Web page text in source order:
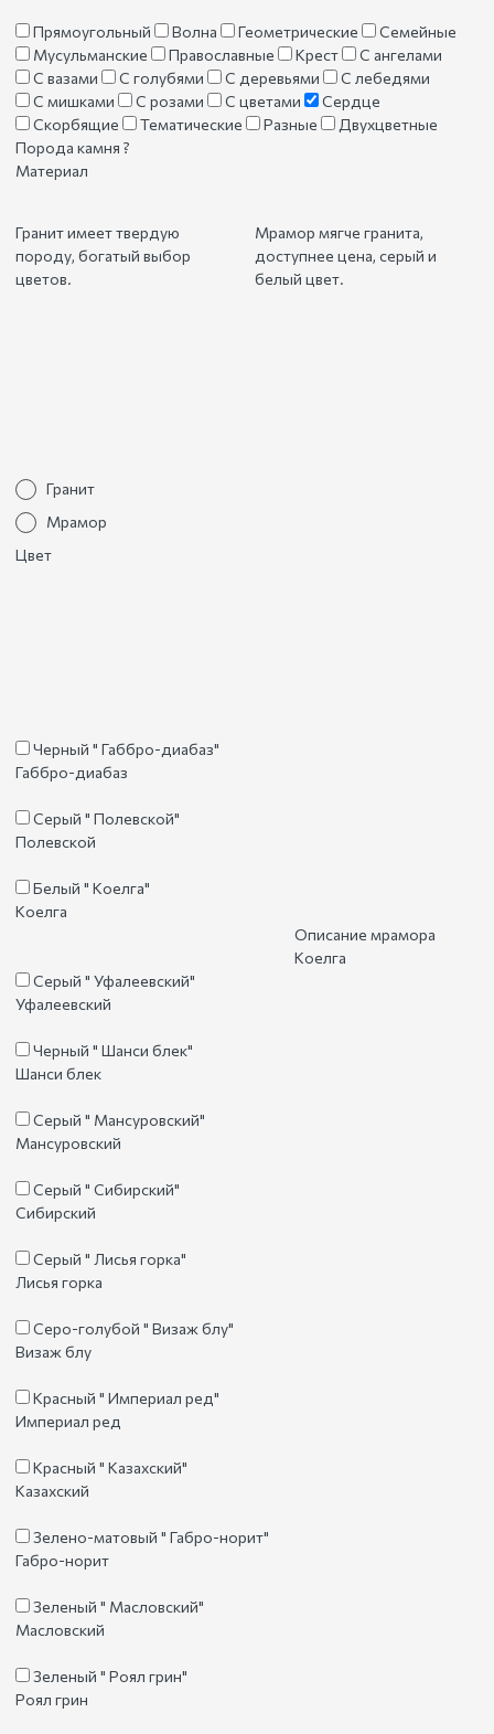
Прямоугольный Волна Геометрические
Семейные
Мусульманские
Православные Крест
С ангелами
С вазами
С голубями С деревьями
С лебедями
С мишками
С розами С цветами
Сердце
Скорбящие
Тематические Разные
Двухцветные
Порода камня ?
Материал
Гранит имеет твердую
породу, богатый выбор
цветов.
Мрамор мягче гранита,
доступнее цена, серый и
белый цвет.
Гранит
Мрамор
Цвет
Черный " Габбро-диабаз"
Габбро-диабаз
Серый " Полевской"
Полевской
Белый " Коелга"
Коелга
Описание мрамора
Коелга
Серый " Уфалеевский"
Уфалеевский
Черный " Шанси блек"
Шанси блек
Серый " Мансуровский"
Мансуровский
Серый " Сибирский"
Сибирский
Серый " Лисья горка"
Лисья горка
Серо-голубой " Визаж блу"
Визаж блу
Красный " Империал ред"
Империал ред
Красный " Казахский"
Казахский
Зелено-матовый " Габро-норит"
Габро-норит
Зеленый " Масловский"
Масловский
Зеленый " Роял грин"
Роял грин